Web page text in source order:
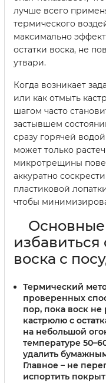
лучше всего
термического
максимально
остатки воска, не
утвари.
Когда возникает
или как отмыть
шагом часто
застывшем
сразу горячей
может только
микротрещины
аккуратно
пластиковой
чтобы
воска с
Термический
проверенных
пор, пока воск
кастрюлю с
на небольшой
температуре
удалить
Главное – не
испортить